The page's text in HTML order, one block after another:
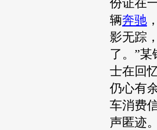
份证在
辆奔驰
影无踪
了。”某
士在回
仍心有
车消费
声匿迹